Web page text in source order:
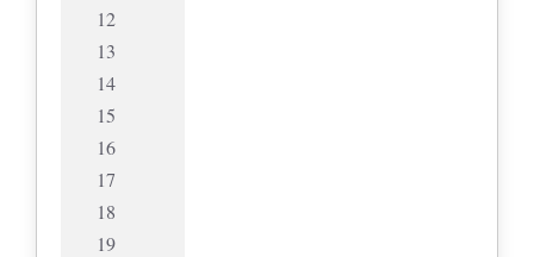
12
13
14
15
16
17
18
19